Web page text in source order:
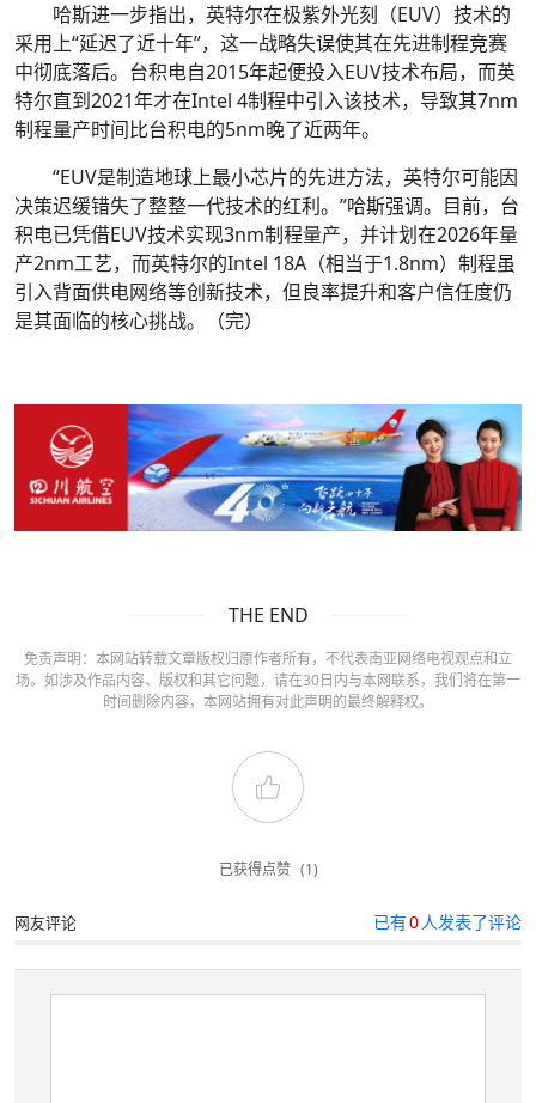
哈斯进一步指出，英特尔在极紫外光刻（EUV）技术的
采用上“延迟了近十年”，这一战略失误使其在先进制程竞赛
中彻底落后。台积电自2015年起便投入EUV技术布局，而英
特尔直到2021年才在Intel 4制程中引入该技术，导致其7nm
制程量产时间比台积电的5nm晚了近两年。
“EUV是制造地球上最小芯片的先进方法，英特尔可能因
决策迟缓错失了整整一代技术的红利。”哈斯强调。目前，台
积电已凭借EUV技术实现3nm制程量产，并计划在2026年量
产2nm工艺，而英特尔的Intel 18A（相当于1.8nm）制程虽
引入背面供电网络等创新技术，但良率提升和客户信任度仍
是其面临的核心挑战。（完）
THE END
免责声明：本网站转载文章版权归原作者所有，不代表南亚网络电视观点和立
场。如涉及作品内容、版权和其它问题，请在30日内与本网联系，我们将在第一
时间删除内容，本网站拥有对此声明的最终解释权。
已获得点赞 (1)
网友评论 已有0人发表了评论